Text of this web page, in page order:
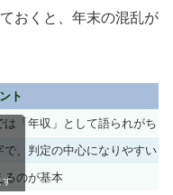
おくと、年末の混乱が
ト
「年収」として語られがち
、判定の中心になりやすい
るのが基本
す